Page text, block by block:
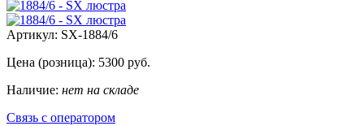
Артикул: SX-1884/6
Цена (розница): 5300 руб.
Наличие: нет на складе
Связь с оператором